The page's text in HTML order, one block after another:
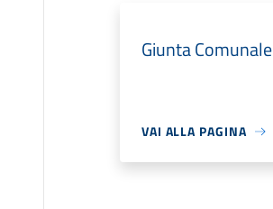
Giunta Comunale
VAI ALLA PAGINA